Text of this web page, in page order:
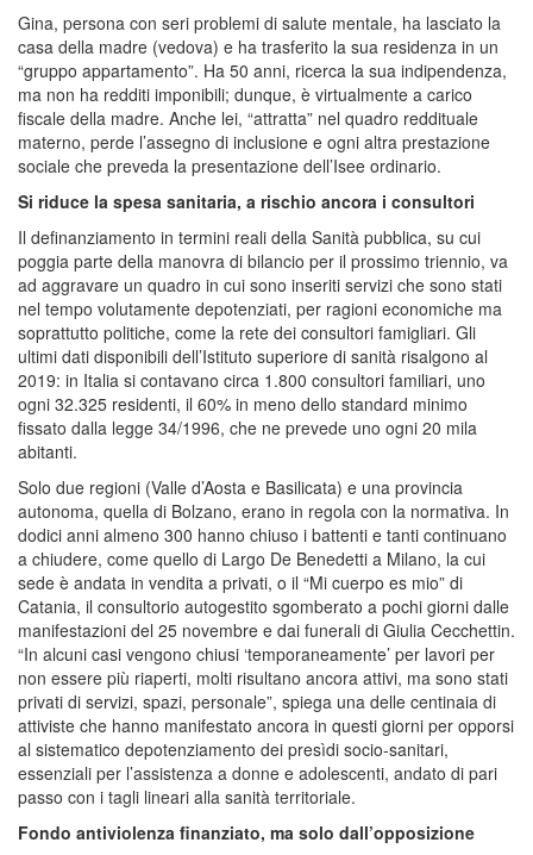
Gina, persona con seri problemi di salute mentale, ha lasciato la
casa della madre (vedova) e ha trasferito la sua residenza in un
“gruppo appartamento”. Ha 50 anni, ricerca la sua indipendenza,
ma non ha redditi imponibili; dunque, è virtualmente a carico
fiscale della madre. Anche lei, “attratta” nel quadro reddituale
materno, perde l’assegno di inclusione e ogni altra prestazione
sociale che preveda la presentazione dell’Isee ordinario.
Si riduce la spesa sanitaria, a rischio ancora i consultori
Il definanziamento in termini reali della Sanità pubblica, su cui
poggia parte della manovra di bilancio per il prossimo triennio, va
ad aggravare un quadro in cui sono inseriti servizi che sono stati
nel tempo volutamente depotenziati, per ragioni economiche ma
soprattutto politiche, come la rete dei consultori famigliari. Gli
ultimi dati disponibili dell’Istituto superiore di sanità risalgono al
2019: in Italia si contavano circa 1.800 consultori familiari, uno
ogni 32.325 residenti, il 60% in meno dello standard minimo
fissato dalla legge 34/1996, che ne prevede uno ogni 20 mila
abitanti.
Solo due regioni (Valle d’Aosta e Basilicata) e una provincia
autonoma, quella di Bolzano, erano in regola con la normativa. In
dodici anni almeno 300 hanno chiuso i battenti e tanti continuano
a chiudere, come quello di Largo De Benedetti a Milano, la cui
sede è andata in vendita a privati, o il “Mi cuerpo es mio” di
Catania, il consultorio autogestito sgomberato a pochi giorni dalle
manifestazioni del 25 novembre e dai funerali di Giulia Cecchettin.
“In alcuni casi vengono chiusi ‘temporaneamente’ per lavori per
non essere più riaperti, molti risultano ancora attivi, ma sono stati
privati di servizi, spazi, personale”, spiega una delle centinaia di
attiviste che hanno manifestato ancora in questi giorni per opporsi
al sistematico depotenziamento dei presìdi socio-sanitari,
essenziali per l’assistenza a donne e adolescenti, andato di pari
passo con i tagli lineari alla sanità territoriale.
Fondo antiviolenza finanziato, ma solo dall’opposizione